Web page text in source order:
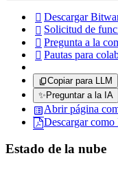
 Descargar
 Solicitud de
 Pregunta a la
 Pautas para
Copiar para LLM
✨ Preguntar a la IA
Abrir página
Descargar como
Estado de la nube